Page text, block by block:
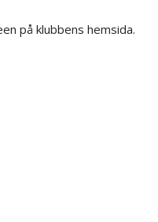
på klubbens hemsida.